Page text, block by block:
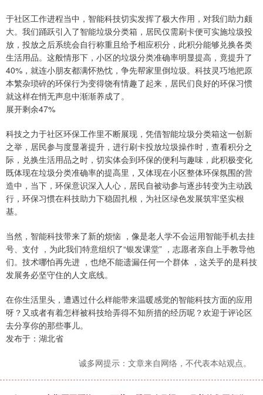
于社区工作进程当中，智能科技切实发挥了极大作用，对我们助力颇
大。我们踊跃引入了智能垃圾分类箱，居民仅需刷卡便可实施垃圾投
放，投放之后系统会自行称重且给予相应积分，此积分能够兑换各类
生活用品。这般情形下，小区的垃圾分类准确率明显提高，竟提升了
40%，就连小朋友都满怀热忱，争先帮家里倒垃圾。科技灵巧地把原
本繁杂琐碎的环保行为变得饶有情趣了起来，居民们良好的环保习惯
就这样在悄无声息中渐渐养成了。
展开剩余47%
科技之力于社区环保工作里不断展现，凭借智能垃圾分类箱这一创新
之举，居民参与度显著提升，进行刷卡投放垃圾操作时，查看积分之
际，兑换生活用品之时，切实体会到环保的便利与趣味，此积极变化
既体现在垃圾分类准确率的提高里，又体现在小区整体环保氛围的营
造中，当下，环保意识深入人心，居民自被动参与逐步转变为主动践
行，环保习惯在科技助力下稳固扎根，为社区绿色发展筑牢坚实根
基。
当然，智能科技带来了新的烦恼 ，像是老人学不会运用智能手机去挂
号、支付 ，为此我们特意组织了“银发课堂” ，志愿者亲自上手教导他
们。技术哪怕再先进 ，也绝不能遗漏任何一个群体 ，这关乎的是科技
发展务必坚守住的人文底线。
在你生活里头，遭遇过什么样能带来温暖感觉的智能科技方面的应用
呀？又或者有着怎样被科技给弄得不知所措的经历呢？欢迎于评论区
去分享你的那些事儿。
发布于：湖北省
诚多网提示：文章来自网络，不代表本站观点。